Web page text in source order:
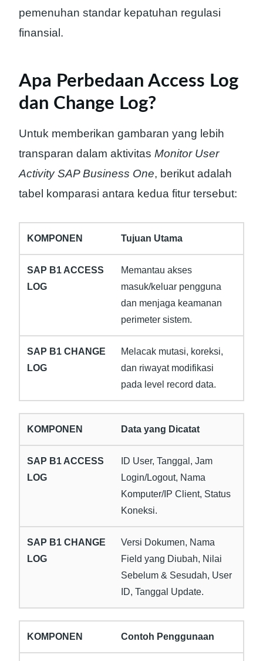
pemenuhan standar kepatuhan regulasi
finansial.
Apa Perbedaan Access Log
dan Change Log?
Untuk memberikan gambaran yang lebih
transparan dalam aktivitas Monitor User
Activity SAP Business One, berikut adalah
tabel komparasi antara kedua fitur tersebut:
Tujuan Utama
Memantau akses
masuk/keluar pengguna
dan menjaga keamanan
perimeter sistem.
Melacak mutasi, koreksi,
dan riwayat modifikasi
pada level record data.
Data yang Dicatat
ID User, Tanggal, Jam
Login/Logout, Nama
Komputer/IP Client, Status
Koneksi.
Versi Dokumen, Nama
Field yang Diubah, Nilai
Sebelum & Sesudah, User
ID, Tanggal Update.
Contoh Penggunaan